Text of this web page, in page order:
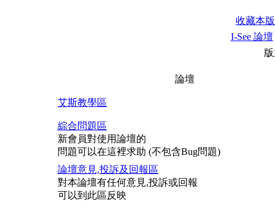
收藏本版
I-See 論壇
論壇
艾斯教學區
綜合問題區
新會員對使用論壇的
問題可以在這裡求助 (不包含Bug問題)
論壇意見,投訴及回報區
對本論壇有任何意見,投訴或回報
可以到此區反映